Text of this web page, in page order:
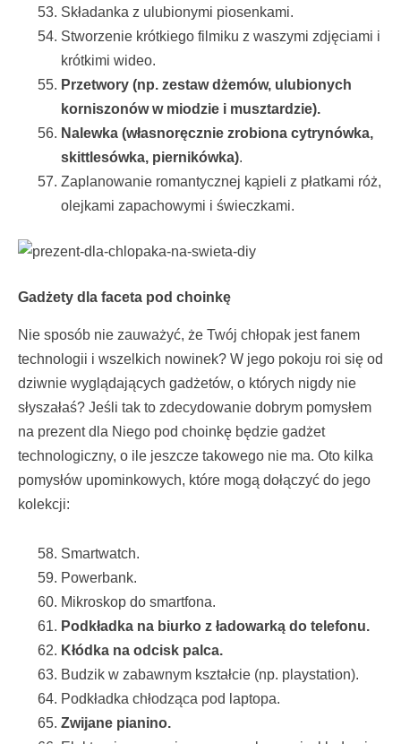
Składanka z ulubionymi piosenkami.
Stworzenie krótkiego filmiku z waszymi zdjęciami i
krótkimi wideo.
Przetwory (np. zestaw dżemów, ulubionych
korniszonów w miodzie i musztardzie).
Nalewka (własnoręcznie zrobiona cytrynówka,
skittlesówka, piernikówka).
Zaplanowanie romantycznej kąpieli z płatkami róż,
olejkami zapachowymi i świeczkami.
Gadżety dla faceta pod choinkę
Nie sposób nie zauważyć, że Twój chłopak jest fanem
technologii i wszelkich nowinek? W jego pokoju roi się od
dziwnie wyglądających gadżetów, o których nigdy nie
słyszałaś? Jeśli tak to zdecydowanie dobrym pomysłem
na prezent dla Niego pod choinkę będzie gadżet
technologiczny, o ile jeszcze takowego nie ma. Oto kilka
pomysłów upominkowych, które mogą dołączyć do jego
kolekcji:
Smartwatch.
Powerbank.
Mikroskop do smartfona.
Podkładka na biurko z ładowarką do telefonu.
Kłódka na odcisk palca.
Budzik w zabawnym kształcie (np. playstation).
Podkładka chłodząca pod laptopa.
Zwijane pianino.